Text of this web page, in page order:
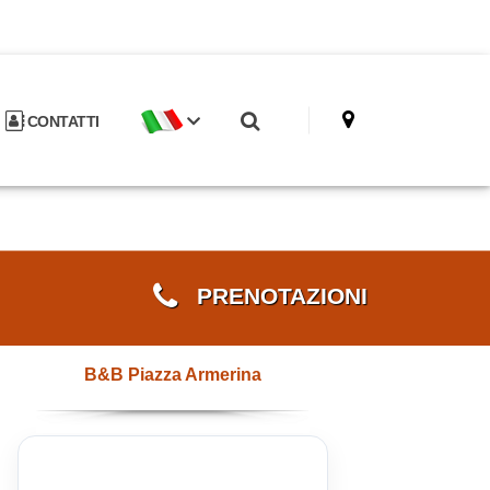
CONTATTI
PRENOTAZIONI
B&B Piazza Armerina